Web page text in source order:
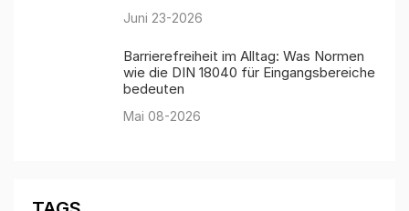
Juni 23-2026
Barrierefreiheit im Alltag: Was Normen
wie die DIN 18040 für Eingangsbereiche
bedeuten
Mai 08-2026